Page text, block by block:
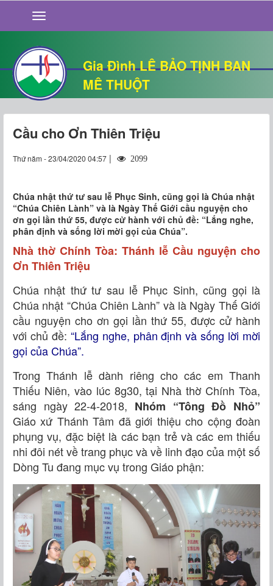
Gia Đình LÊ BẢO TỊNH BAN
MÊ THUỘT
GIỚI THIỆU
TIN TỨC
SỐNG ĐẠO
CHUYỆN NHÀ
QUÁN VĂN
THƯ GIÃN
Cầu cho Ơn Thiên Triệu
Thứ năm - 23/04/2020 04:57 | 2099
Chúa nhật thứ tư sau lễ Phục Sinh, cũng gọi là Chúa nhật
“Chúa Chiên Lành” và là Ngày Thế Giới cầu nguyện cho
ơn gọi lần thứ 55, được cử hành với chủ đề: “Lắng nghe,
phân định và sống lời mời gọi của Chúa”.
Nhà thờ Chính Tòa: Thánh lễ Cầu nguyện cho
Ơn Thiên Triệu
Chúa nhật thứ tư sau lễ Phục Sinh, cũng gọi là
Chúa nhật “Chúa Chiên Lành” và là Ngày Thế Giới
cầu nguyện cho ơn gọi lần thứ 55, được cử hành
với chủ đề: “Lắng nghe, phân định và sống lời mời
gọi của Chúa”.
Trong Thánh lễ dành riêng cho các em Thanh
Thiếu Niên, vào lúc 8g30, tại Nhà thờ Chính Tòa,
sáng ngày 22-4-2018, Nhóm “Tông Đồ Nhỏ”
Giáo xứ Thánh Tâm đã giới thiệu cho cộng đoàn
phụng vụ, đặc biệt là các bạn trẻ và các em thiếu
nhi đôi nét về trang phục và về linh đạo của một số
Dòng Tu đang mục vụ trong Giáo phận: